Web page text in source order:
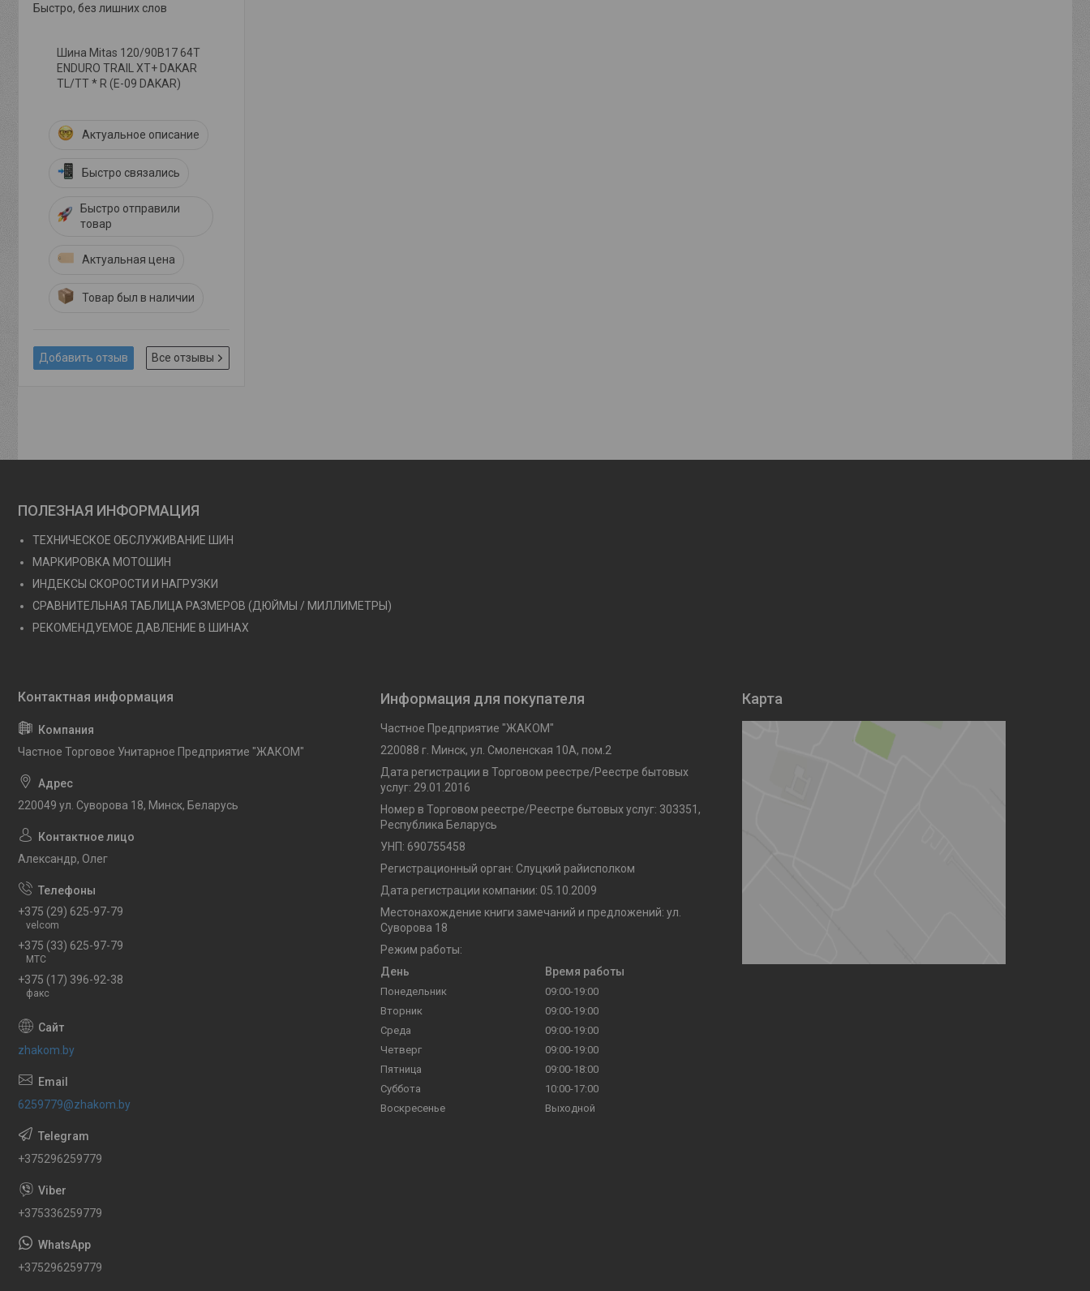
Быстро, без лишних слов
Шина Mitas 120/90B17 64T
ENDURO TRAIL XT+ DAKAR
TL/TT * R (E-09 DAKAR)
Актуальное описание
Быстро связались
Быстро отправили
товар
Актуальная цена
Товар был в наличии
Добавить отзыв Все отзывы
ПОЛЕЗНАЯ ИНФОРМАЦИЯ
ТЕХНИЧЕСКОЕ ОБСЛУЖИВАНИЕ ШИН
МАРКИРОВКА МОТОШИН
ИНДЕКСЫ СКОРОСТИ И НАГРУЗКИ
СРАВНИТЕЛЬНАЯ ТАБЛИЦА РАЗМЕРОВ (ДЮЙМЫ / МИЛЛИМЕТРЫ)
РЕКОМЕНДУЕМОЕ ДАВЛЕНИЕ В ШИНАХ
Частное Торговое Унитарное Предприятие "ЖАКОМ"
220049 ул. Суворова 18, Минск, Беларусь
Александр, Олег
+375 (29) 625-97-79
velcom
+375 (33) 625-97-79
МТС
+375 (17) 396-92-38
факс
zhakom.by
6259779@zhakom.by
+375296259779
+375336259779
+375296259779
Информация для покупателя
Частное Предприятие "ЖАКОМ"
220088 г. Минск, ул. Смоленская 10A, пом.2
Дата регистрации в Торговом реестре/Реестре бытовых
услуг: 29.01.2016
Номер в Торговом реестре/Реестре бытовых услуг: 303351,
Республика Беларусь
УНП: 690755458
Регистрационный орган: Слуцкий райисполком
Дата регистрации компании: 05.10.2009
Местонахождение книги замечаний и предложений: ул.
Суворова 18
Режим работы:
День
Время работы
Понедельник
09:00-19:00
Вторник
09:00-19:00
Среда
09:00-19:00
Четверг
09:00-19:00
Пятница
09:00-18:00
Суббота
10:00-17:00
Воскресенье
Выходной
Карта